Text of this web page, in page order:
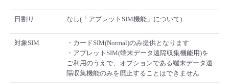
日割り なし(「アプレットSIM機能」について)
対象SIM
・カードSIM(Normal)のみ提供となります
・アプレットSIM(端末データ遠隔収集機能用)を
ご利用のうえで、オプションである端末データ遠
隔収集機能のみを廃止することはできません